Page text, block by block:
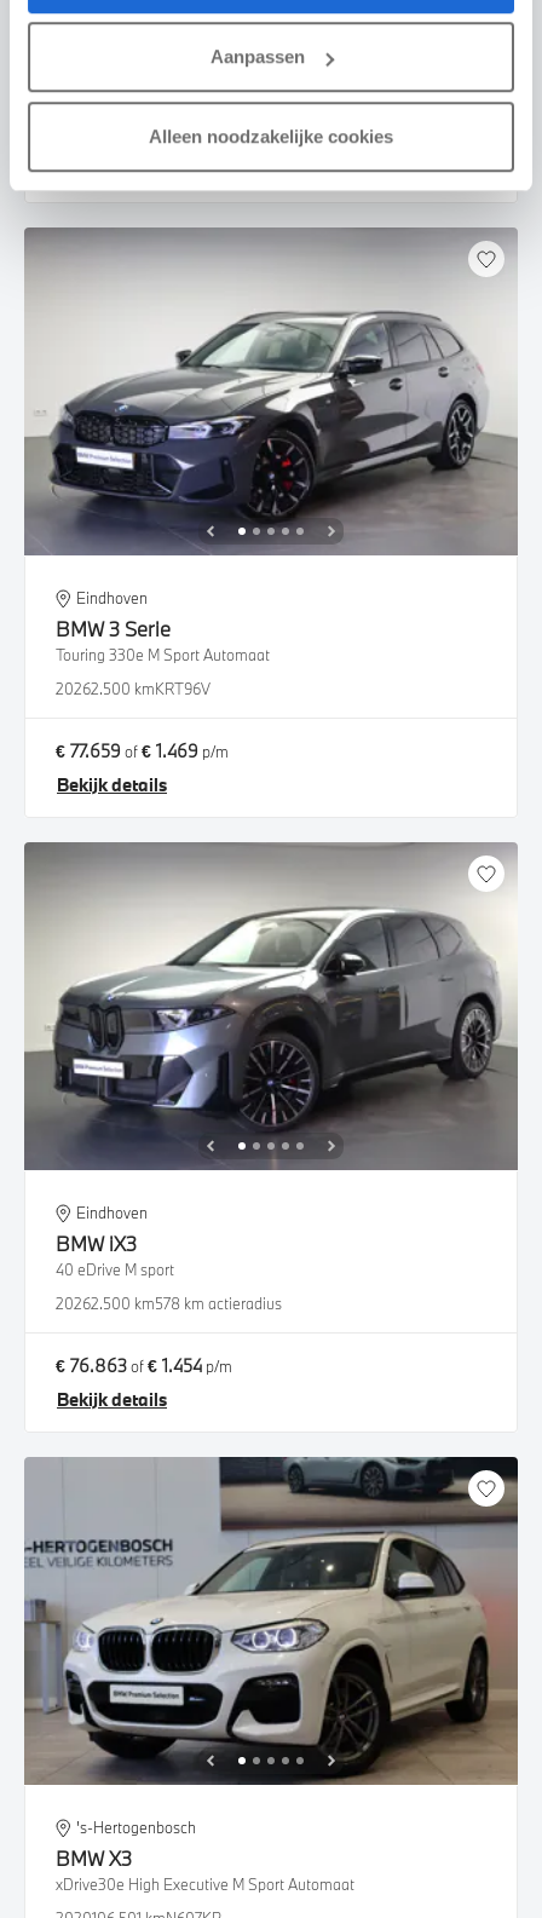
Aanpassen
Alleen noodzakelijke cookies
BMW3 Serie
€ 697p/m
Bekijk details
Eindhoven
BMW3 Serie
Touring 330e M Sport Automaat
20262.500 kmKRT96V
€ 77.659 of€ 1.469 p/m
Bekijk details
Eindhoven
BMW iX3
40 eDrive M sport
20262.500 km578 km actieradius
€ 76.863of€ 1.454 p/m
Bekijk details
's-Hertogenbosch
BMWX3
xDrive30e High Executive M Sport Automaat